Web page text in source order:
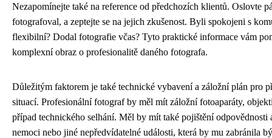
Nezapomínejte také na reference od předchozích klientů. Oslovte
fotografoval, a zeptejte se na jejich zkušenost. Byli spokojeni s
flexibilní? Dodal fotografie včas? Tyto praktické informace vám
komplexní obraz o profesionalitě daného fotografa.
Důležitým faktorem je také technické vybavení a záložní plán pro
situací. Profesionální fotograf by měl mít záložní fotoaparáty,
případ technického selhání. Měl by mít také pojištění odpovědnosti
nemoci nebo jiné nepředvídatelné události, která by mu zabránila